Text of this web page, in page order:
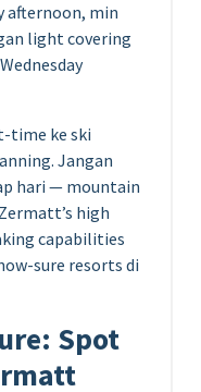
afternoon, min
light covering
time ke ski
Jangan
hari — mountain
high
capabilities
sure resorts di
Spot